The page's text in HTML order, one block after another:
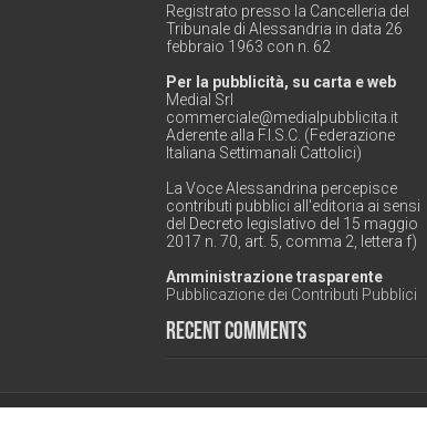
Registrato presso la Cancelleria del
Tribunale di Alessandria in data 26
febbraio 1963 con n. 62
Per la pubblicità, su carta e web
Medial Srl
commerciale@medialpubblicita.it
Aderente alla F.I.S.C. (Federazione
Italiana Settimanali Cattolici)
La Voce Alessandrina percepisce
contributi pubblici all'editoria ai sensi
del Decreto legislativo del 15 maggio
2017 n. 70, art. 5, comma 2, lettera f)
Amministrazione trasparente
Pubblicazione dei Contributi Pubblici
Recent Comments